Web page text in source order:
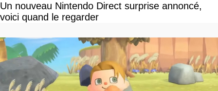
Un nouveau Nintendo Direct surprise annoncé,
voici quand le regarder